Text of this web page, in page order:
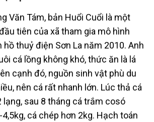
Văn Tám, bản Huổi Cuổi là một
tiên của xã tham gia mô hình
hồ thuỷ điện Sơn La năm 2010. Anh
cá lồng không khó, thức ăn là lá
cạnh đó, nguồn sinh vật phù du
nên cá rất nhanh lớn. Lúc thả cá
lạng, sau 8 tháng cá trắm cosó
cá chép hơn 2kg. Hạch toán